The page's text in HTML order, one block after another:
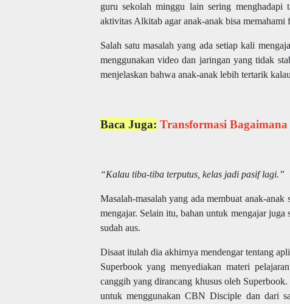
guru sekolah minggu lain sering menghadapi
aktivitas Alkitab agar anak-anak bisa
Salah satu masalah yang ada setiap kali
menggunakan video dan jaringan yang tidak
menjelaskan bahwa anak-anak lebih tertarik
Baca Juga: Transformasi
“Kalau tiba-tiba terputus, kelas jadi pasif lagi.”
Masalah-masalah yang ada membuat anak-
mengajar. Selain itu, bahan untuk mengajar
sudah aus.
Disaat itulah dia akhirnya mendengar tentang
Superbook yang menyediakan materi
canggih yang dirancang khusus oleh
untuk menggunakan CBN Disciple dan dari